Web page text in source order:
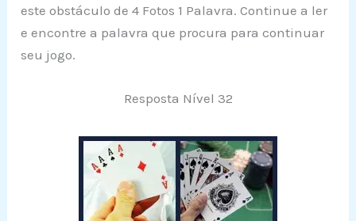
este obstáculo de 4 Fotos 1 Palavra. Continue a ler
e encontre a palavra que procura para continuar
seu jogo.
Resposta Nível 32